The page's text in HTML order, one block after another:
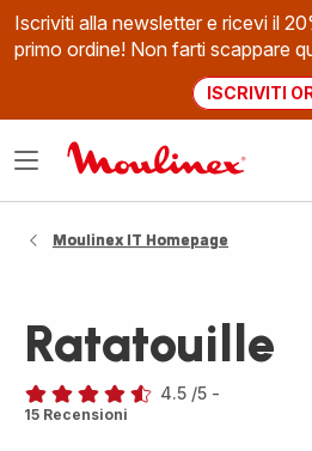
Iscriviti alla newsletter e ricevi il
primo ordine! Non farti scappare
ISCRIVITI
Apri
Moulinex IT Homepage
Ratatouille
ratings.4.5
4.5 /5 -
15 Recensioni